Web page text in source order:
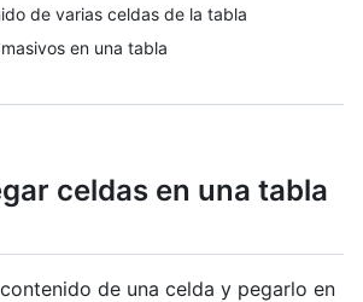
de varias celdas de la tabla
en una tabla
celdas en una tabla
de una celda y pegarlo en